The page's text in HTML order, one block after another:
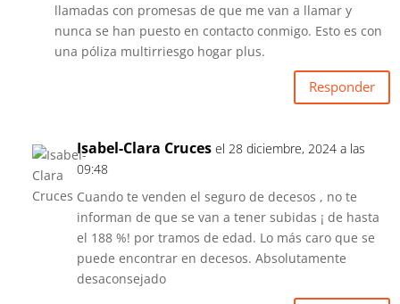
llamadas con promesas de que me van a llamar y
nunca se han puesto en contacto conmigo. Esto es con
una póliza multirriesgo hogar plus.
Responder
Isabel-Clara Cruces el 28 diciembre, 2024 a las
09:48
Cuando te venden el seguro de decesos , no te
informan de que se van a tener subidas ¡ de hasta
el 188 %! por tramos de edad. Lo más caro que se
puede encontrar en decesos. Absolutamente
desaconsejado